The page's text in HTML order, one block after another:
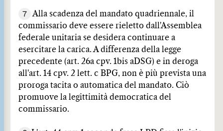
7
Alla scadenza del mandato quadriennale, il
commissario deve essere rieletto dall'Assemblea
federale unitaria se desidera continuare a
esercitare la carica. A differenza della legge
precedente (art. 26a cpv. 1bis aDSG) e in deroga
all'art. 14 cpv. 2 lett. c BPG, non è più prevista una
proroga tacita o automatica del mandato. Ciò
promuove la legittimità democratica del
commissario.